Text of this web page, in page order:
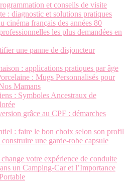
et conseils de visite
: diagnostic et solutions pratiques
cinéma français des années 80
les plus demandées en
une panne de disjoncteur
: applications pratiques par âge
: Mugs Personnalisés pour
Mamans
: Symboles Ancestraux de
grâce au CPF : démarches
: faire le bon choix selon son profil
une garde-robe capsule
votre expérience de conduite
un Camping-Car et l’Importance